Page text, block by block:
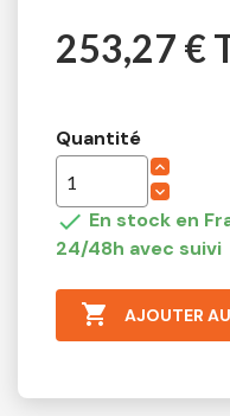
253,27 €
Quantité
 En stock en
24/48h avec suivi
 AJOUTER